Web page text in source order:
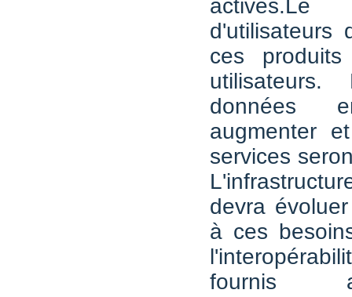
d'utilisateurs
ces
données
augmenter
services
devra
à ces
fournis